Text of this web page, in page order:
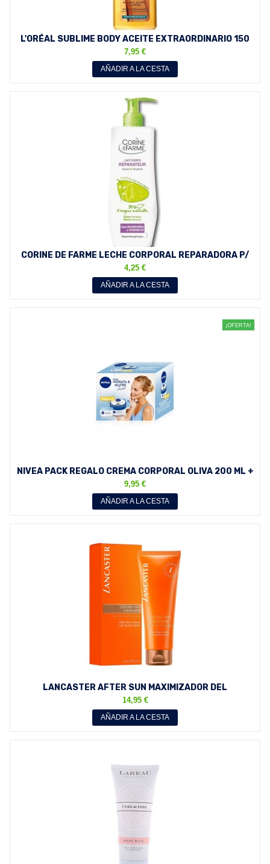
L'ORÉAL SUBLIME BODY ACEITE EXTRAORDINARIO 150
ML TODO...
7,95 €
AÑADIR A LA CESTA
CORINE DE FARME LECHE CORPORAL REPARADORA P/
MUY SECA 250 ML
4,25 €
AÑADIR A LA CESTA
¡OFERTA!
NIVEA PACK REGALO CREMA CORPORAL OLIVA 200 ML +
CREMA DÍA...
9,95 €
AÑADIR A LA CESTA
LANCASTER AFTER SUN MAXIMIZADOR DEL
BRONCEADO LOCION 125...
14,95 €
AÑADIR A LA CESTA